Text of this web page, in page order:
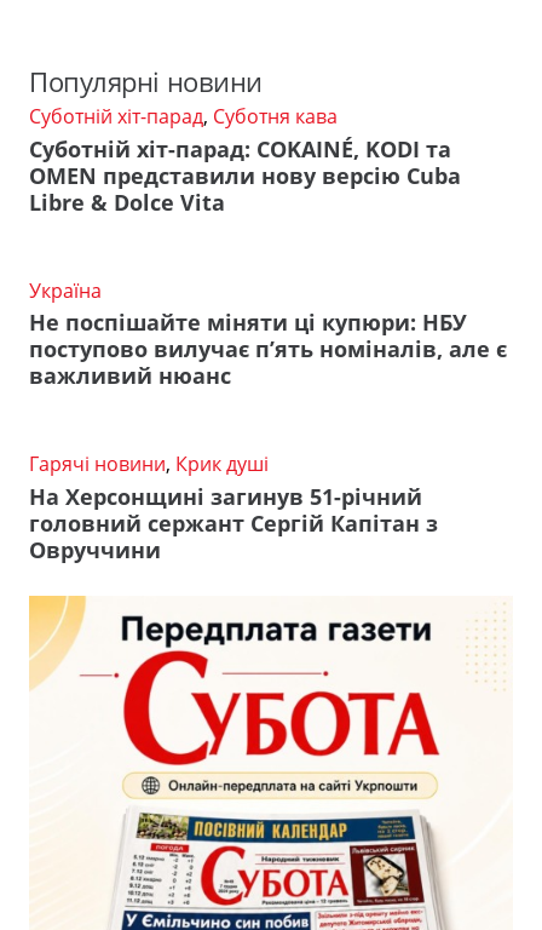
Популярні новини
Суботній хіт-парад, Суботня кава
Суботній хіт-парад: COKAINÉ, KODI та
OMEN представили нову версію Cuba
Libre & Dolce Vita
Україна
Не поспішайте міняти ці купюри: НБУ
поступово вилучає п’ять номіналів, але є
важливий нюанс
Гарячі новини, Крик душі
На Херсонщині загинув 51-річний
головний сержант Сергій Капітан з
Овруччини